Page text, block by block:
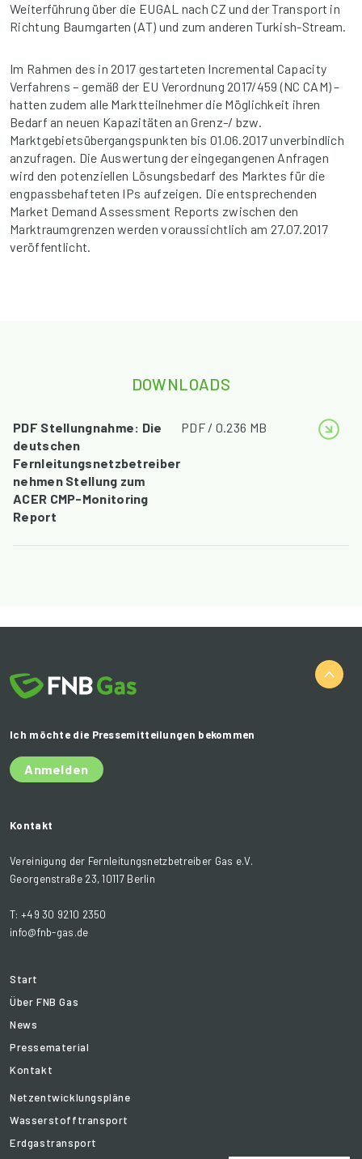
Weiterführung über die EUGAL nach CZ und der Transport in
Richtung Baumgarten (AT) und zum anderen Turkish-Stream.
Im Rahmen des in 2017 gestarteten Incremental Capacity
Verfahrens – gemäß der EU Verordnung 2017/459 (NC CAM) –
hatten zudem alle Marktteilnehmer die Möglichkeit ihren
Bedarf an neuen Kapazitäten an Grenz-/ bzw.
Marktgebietsübergangspunkten bis 01.06.2017 unverbindlich
anzufragen. Die Auswertung der eingegangenen Anfragen
wird den potenziellen Lösungsbedarf des Marktes für die
engpassbehafteten IPs aufzeigen. Die entsprechenden
Market Demand Assessment Reports zwischen den
Marktraumgrenzen werden voraussichtlich am 27.07.2017
veröffentlicht.
DOWNLOADS
PDF Stellungnahme: Die
deutschen
Fernleitungsnetzbetreiber
nehmen Stellung zum
ACER CMP-Monitoring
Report
PDF / 0.236 MB
Ich möchte die Pressemitteilungen bekommen
Anmelden
Kontakt
Vereinigung der Fernleitungsnetzbetreiber Gas e.V.
Georgenstraße 23, 10117 Berlin
T: +49 30 9210 2350
info@fnb-gas.de
Start
Über FNB Gas
News
Pressematerial
Kontakt
Netzentwicklungspläne
Wasserstofftransport
Erdgastransport